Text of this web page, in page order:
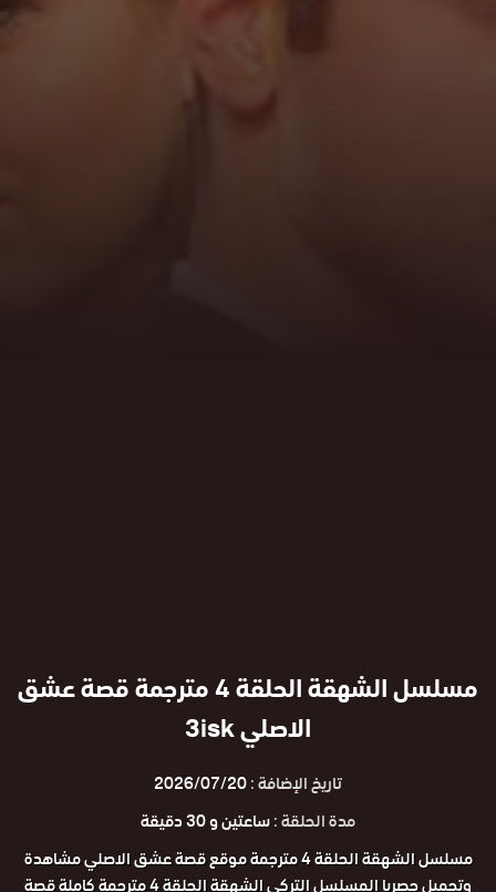
مسلسل الشهقة الحلقة 4 مترجمة قصة عشق
الاصلي 3isk
تاريخ الإضافة :2026/07/20
مدة الحلقة :ساعتين و 30 دقيقة
مسلسل الشهقة الحلقة 4 مترجمة موقع قصة عشق الاصلي مشاهدة
وتحميل حصريا المسلسل التركي الشهقة الحلقة 4 مترجمة كاملة قصة